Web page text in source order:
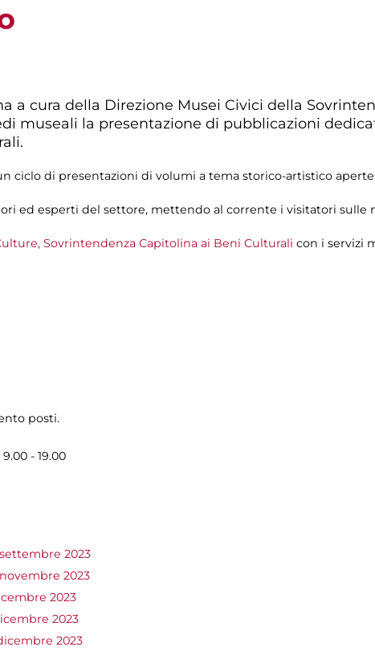
a cura della Direzione Musei Civici della
museali la presentazione di pubblicazioni
ciclo di presentazioni di volumi a tema storico-artistico
ed esperti del settore, mettendo al corrente i visitatori sulle
Sovrintendenza Capitolina ai Beni Culturali con i servizi
posti.
- 19.00
2023
2023
2023
2023
2023